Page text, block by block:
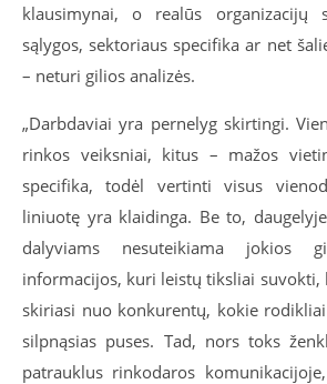
klausimynai, o realūs organizacijų
sąlygos, sektoriaus specifika ar net
– neturi gilios analizės.
„Darbdaviai yra pernelyg skirtingi.
rinkos veiksniai, kitus – mažos
specifika, todėl vertinti visus
liniuotę yra klaidinga. Be to,
dalyviams nesuteikiama jokios
informacijos, kuri leistų tiksliai
skiriasi nuo konkurentų, kokie
silpnąsias puses. Tad, nors toks
patrauklus rinkodaros